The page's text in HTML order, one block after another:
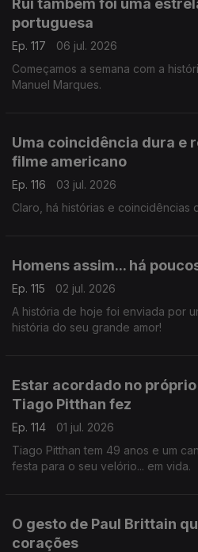
Rui também foi uma
portuguesa
Ep. 117
06 jul. 2026
Começamos a semana com a
Manuel Marques.
Uma coincidência dura e
filme americano
Ep. 116
03 jul. 2026
Claro, há histórias e coincidências
Homens assim... há
Ep. 115
02 jul. 2026
A história de hoje foi enviada por
história do seu grande amor!
Estar acordado no
Tiago Pitthan fez
Ep. 114
01 jul. 2026
Tiago Pitthan tem 49 anos e um
festa para o seu velório... em vida.
O gesto de Paul Brittain
corações